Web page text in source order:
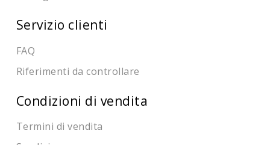
Servizio clienti
FAQ
Riferimenti da controllare
Condizioni di vendita
Termini di vendita